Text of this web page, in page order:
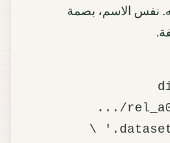
نفس الاسم، بصمة
.../